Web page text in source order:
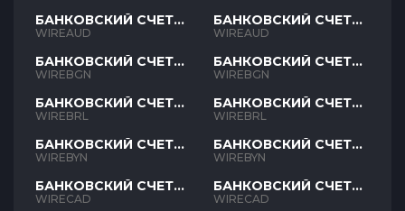
БАНКОВСКИЙ СЧЕТ
AUD
WIREAUD
БАНКОВСКИЙ СЧЕТ
BGN
WIREBGN
БАНКОВСКИЙ СЧЕТ
BRL
WIREBRL
БАНКОВСКИЙ СЧЕТ
BYN
WIREBYN
БАНКОВСКИЙ СЧЕТ
CAD
WIRECAD
БАНКОВСКИЙ СЧЕТ
AUD
WIREAUD
БАНКОВСКИЙ СЧЕТ
BGN
WIREBGN
БАНКОВСКИЙ СЧЕТ
BRL
WIREBRL
БАНКОВСКИЙ СЧЕТ
BYN
WIREBYN
БАНКОВСКИЙ СЧЕТ
CAD
WIRECAD